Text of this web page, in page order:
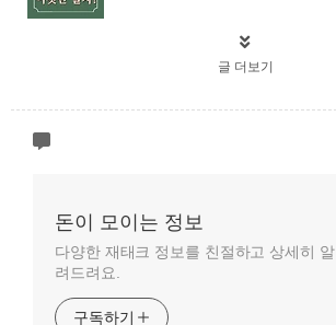
글 더보기
돈이 모이는 정보
다양한 재태크 정보를 친절하고 상세히 알
려드려요.
구독하기